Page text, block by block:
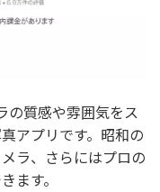
の質感や雰囲気をス
アプリです。昭和の
ラ、さらにはプロの
ます。